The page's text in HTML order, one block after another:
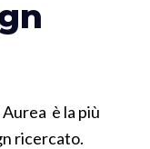
Aurea è la più
ricercato.